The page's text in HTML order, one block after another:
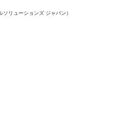
リューションズ ジャパン）